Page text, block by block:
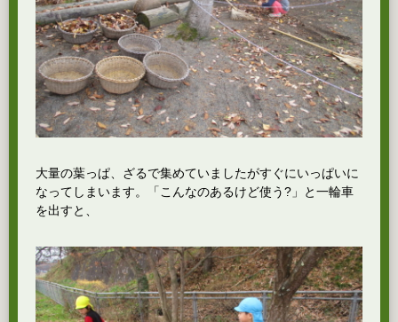
大量の葉っぱ、ざるで集めていましたがすぐにいっぱいに
なってしまいます。「こんなのあるけど使う?」と一輪車
を出すと、